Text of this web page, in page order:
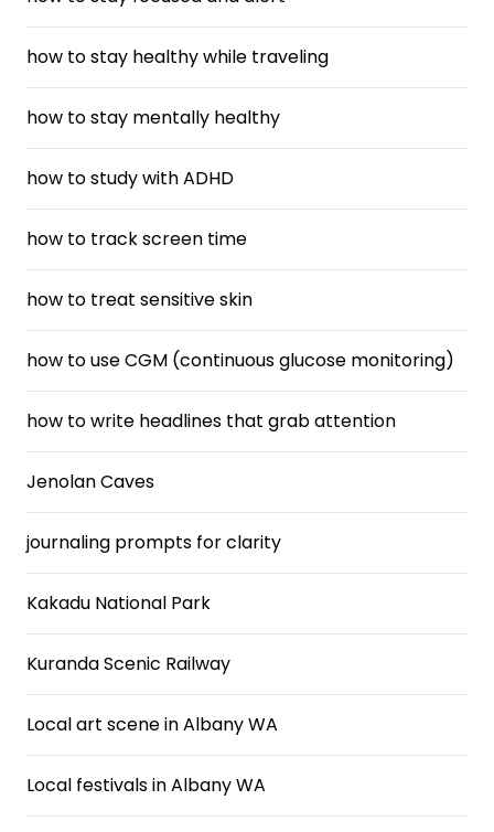
how to stay healthy while traveling
how to stay mentally healthy
how to study with ADHD
how to track screen time
how to treat sensitive skin
how to use CGM (continuous glucose monitoring)
how to write headlines that grab attention
Jenolan Caves
journaling prompts for clarity
Kakadu National Park
Kuranda Scenic Railway
Local art scene in Albany WA
Local festivals in Albany WA